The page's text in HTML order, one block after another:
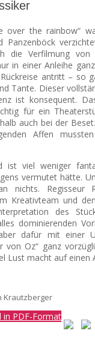
over the rainbow“
Panzenböck
die Verfilmung von
in einer Anleihe
antritt – so
Tante. Dieser
ist konsequent.
für ein
auch bei der
Affen
ist viel weniger
vermutet hätte.
nichts. Regisseur
Kreativteam und
des
dominierenden
dafür mit einer
von Oz“ ganz
Lust macht auf einen
Krautzberger
in PDF-Format